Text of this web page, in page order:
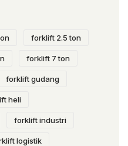
forklift 2.5 ton
forklift 7 ton
forklift gudang
heli
forklift industri
logistik